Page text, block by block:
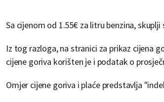
Sa cijenom od 1.55€ za litru benzina,
Iz tog razloga, na stranici za prikaz cijena
cijene goriva korišten je i podatak o
Omjer cijene goriva i plaće predstavlja